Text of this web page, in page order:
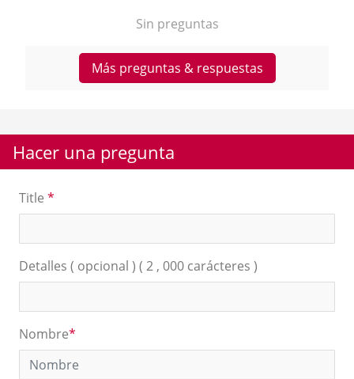
Sin preguntas
Más preguntas & respuestas
Hacer una pregunta
Title *
Detalles ( opcional ) ( 2 , 000 carácteres )
Nombre*